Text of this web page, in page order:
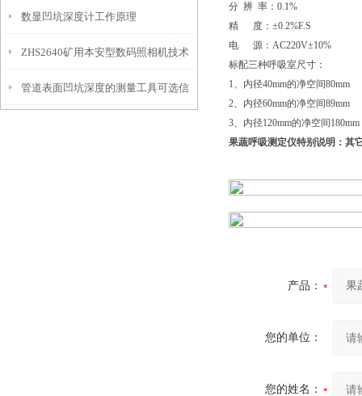
强度测定仪技术参数！
数显凹坑深度计工作原理
ZHS2640矿用本安型数码照相机技术
参数！
管道表面凹坑深度的测量工具可选信
分 辨 率：0.1%
精 度：±0.2%F.S
电 源：AC220V±10%
标配三种呼吸室尺寸：
1、内径40mm的净空间
2、内径60mm的净空间89mm
3、内径120mm的净空间
果蔬呼吸测定仪特别说明：其
产品：
您的单位：
您的姓名：